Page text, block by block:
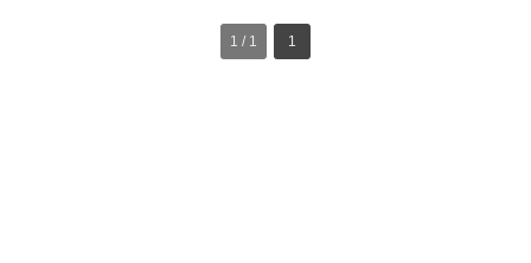
1 / 1 1